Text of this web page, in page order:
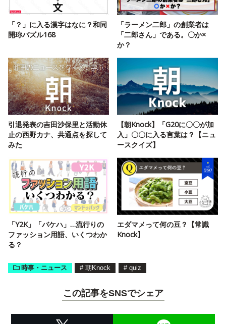
「？」に入る漢字はなに？和同
開珎パズル168
「ラーメン二郎」の創業者は
「二郎さん」である。〇か×
か？
引退発表の吉田沙保里と活動休
止の西野カナ、共通点を探して
みた
【朝Knock】「G20に〇〇が加
入」〇〇に入る言葉は？【ニュ
ースクイズ】
「Y2K」「バケハ」…流行りの
ファッション用語、いくつわか
る？
エダマメって何の豆？【常識
Knock】
時事・ニュース # 朝Knock # quiz
この記事をSNSでシェア